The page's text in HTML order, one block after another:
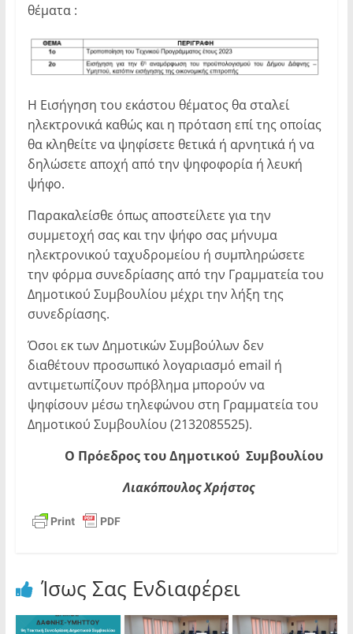
θέματα :
Η Εισήγηση του εκάστου θέματος θα σταλεί
ηλεκτρονικά καθώς και η πρόταση επί της οποίας
θα κληθείτε να ψηφίσετε θετικά ή αρνητικά ή να
δηλώσετε αποχή από την ψηφοφορία ή λευκή
ψήφο.
Παρακαλείσθε όπως αποστείλετε για την
συμμετοχή σας και την ψήφο σας μήνυμα
ηλεκτρονικού ταχυδρομείου ή συμπληρώσετε
την φόρμα συνεδρίασης από την Γραμματεία του
Δημοτικού Συμβουλίου μέχρι την λήξη της
συνεδρίασης.
Όσοι εκ των Δημοτικών Συμβούλων δεν
διαθέτουν προσωπικό λογαριασμό email ή
αντιμετωπίζουν πρόβλημα μπορούν να
ψηφίσουν μέσω τηλεφώνου στη Γραμματεία του
Δημοτικού Συμβουλίου (2132085525).
Ο Πρόεδρος του Δημοτικού Συμβουλίου
Λιακόπουλος Χρήστος
Ίσως Σας Ενδιαφέρει